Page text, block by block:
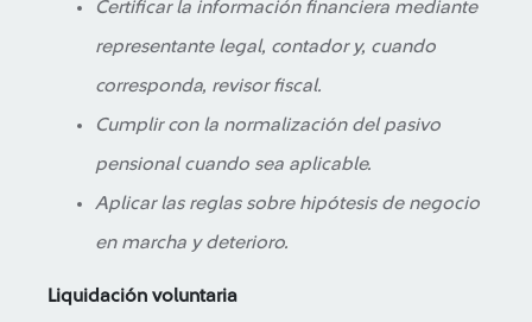
Certificar la información financiera mediante
representante legal, contador y, cuando
corresponda, revisor fiscal.
Cumplir con la normalización del pasivo
pensional cuando sea aplicable.
Aplicar las reglas sobre hipótesis de negocio
en marcha y deterioro.
Liquidación voluntaria